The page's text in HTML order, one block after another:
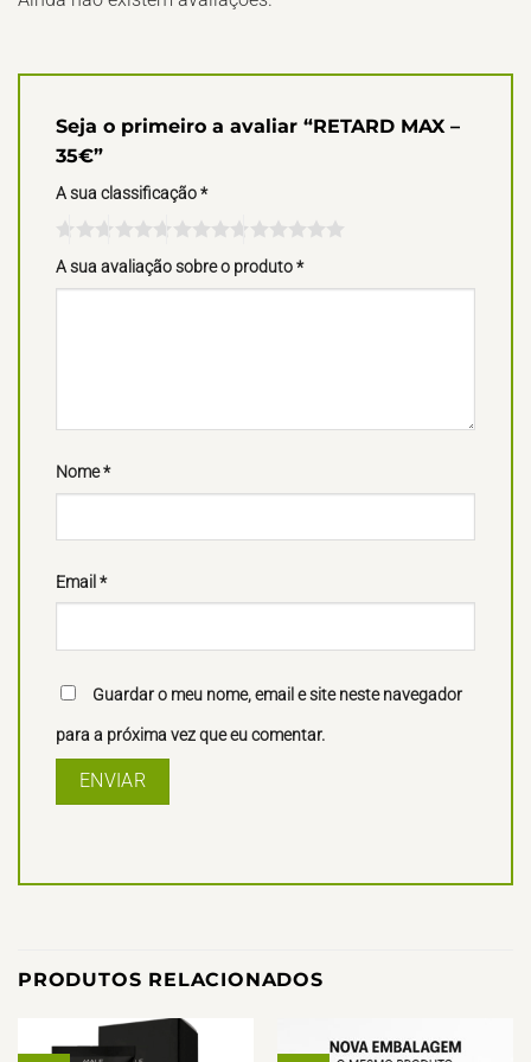
Seja o primeiro a avaliar “RETARD MAX –
35€”
A sua classificação*
A sua avaliação sobre o produto*
Nome*
Email *
Guardar o meu nome, email e site neste navegador
para a próxima vez que eu comentar.
PRODUTOS RELACIONADOS